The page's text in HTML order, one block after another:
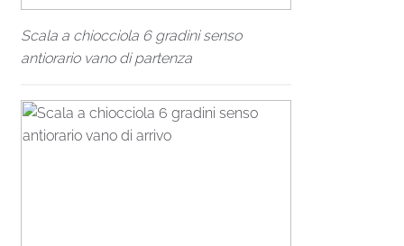
Scala a chiocciola 6 gradini senso
antiorario vano di partenza